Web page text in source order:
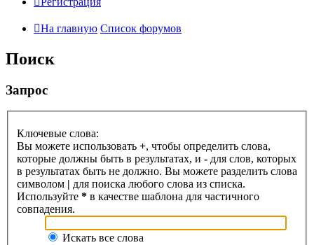
На главную Список форумов
Поиск
Запрос
Ключевые слова:
Вы можете использовать +, чтобы определить слова,
которые должны быть в результатах, и - для слов, которых
в результатах быть не должно. Вы можете разделить слова
символом | для поиска любого слова из списка.
Используйте * в качестве шаблона для частичного
совпадения.
Искать все слова